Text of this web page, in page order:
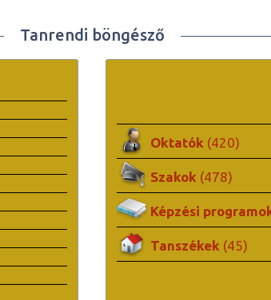
Tanrendi böngésző
Oktatók (420)
Szakok (478)
Képzési
Tanszékek (45)